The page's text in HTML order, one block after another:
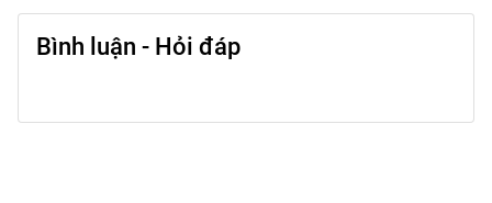
gắn. Độ cong vừa phải giúp mở rộng ánh nhìn và tạo chiều
sâu cho đôi mắt. Kiểu dáng dễ phối hợp nhiều phong cách
từ nhẹ nhàng đến sắc sảo.
💖 Công dụng chính
Bình luận - Hỏi đáp